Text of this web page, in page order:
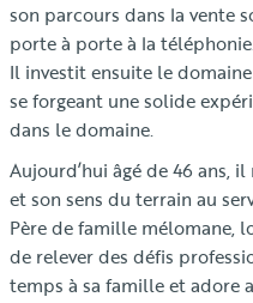
son parcours dans la vente
porte à porte à la
Il investit ensuite le
se forgeant une solide
dans le domaine.
Aujourd’hui âgé de 46 ans,
et son sens du terrain au
Père de famille mélomane,
de relever des défis
temps à sa famille et adore